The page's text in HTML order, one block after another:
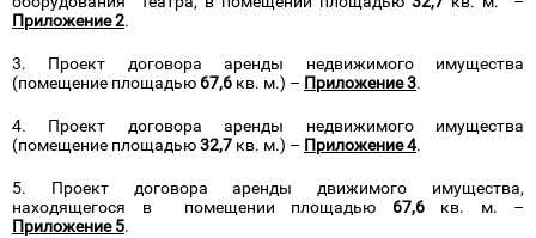
Приложение 2.
3. Проект договора аренды недвижимого имущества
(помещение площадью 67,6 кв. м.) – Приложение 3.
4. Проект договора аренды недвижимого имущества
(помещение площадью32,7 кв. м.) – Приложение 4.
5. Проект договора аренды движимого имущества,
находящегося в помещении площадью 67,6кв. м. –
Приложение 5.